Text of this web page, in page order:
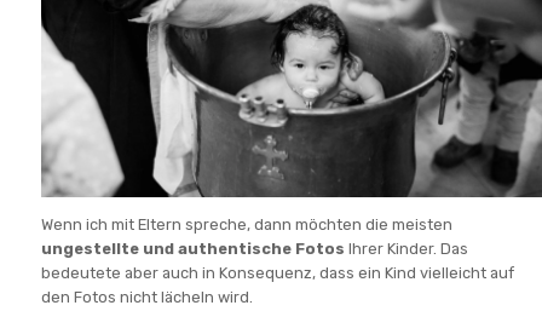
Wenn ich mit Eltern spreche, dann möchten die meisten
ungestellte und authentische Fotos Ihrer Kinder. Das
bedeutete aber auch in Konsequenz, dass ein Kind vielleicht auf
den Fotos nicht lächeln wird.